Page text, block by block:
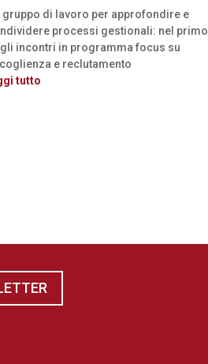
gruppo di lavoro per approfondire e
processi gestionali: nel primo
incontri in programma focus su
e reclutamento
tutto